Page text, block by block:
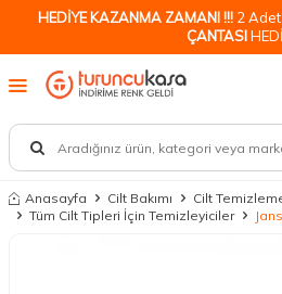
HEDİYE KAZANMA ZAMANI !!! 2
ÇANTASI
Anasayfa Cilt Bakımı
Cilt
Tüm Cilt Tipleri İçin Temizleyiciler